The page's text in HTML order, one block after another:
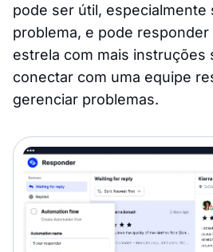
pode ser útil, especialmente
problema, e pode responder
estrela com mais instruções
conectar com uma equipe
gerenciar problemas.